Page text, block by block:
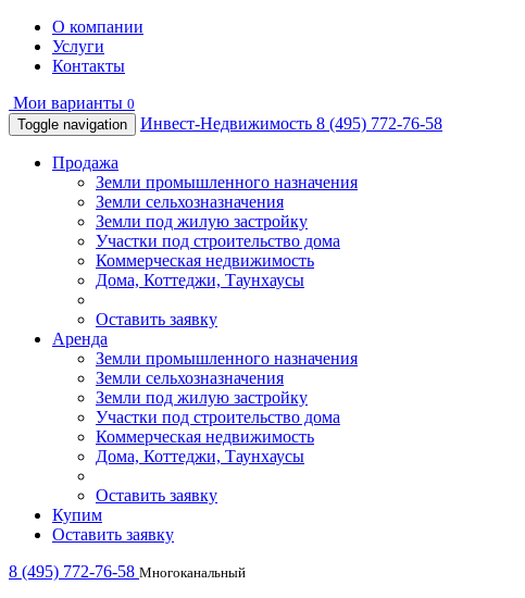
О компании
Услуги
Контакты
Мои варианты 0
Toggle navigation
Инвест-Недвижимость 8 (495) 772-76-58
Продажа
Земли промышленного назначения
Земли сельхозназначения
Земли под жилую застройку
Участки под строительство дома
Коммерческая недвижимость
Дома, Коттеджи, Таунхаусы
Оставить заявку
Аренда
Земли промышленного назначения
Земли сельхозназначения
Земли под жилую застройку
Участки под строительство дома
Коммерческая недвижимость
Дома, Коттеджи, Таунхаусы
Оставить заявку
Купим
Оставить заявку
8 (495) 772-76-58 Многоканальный